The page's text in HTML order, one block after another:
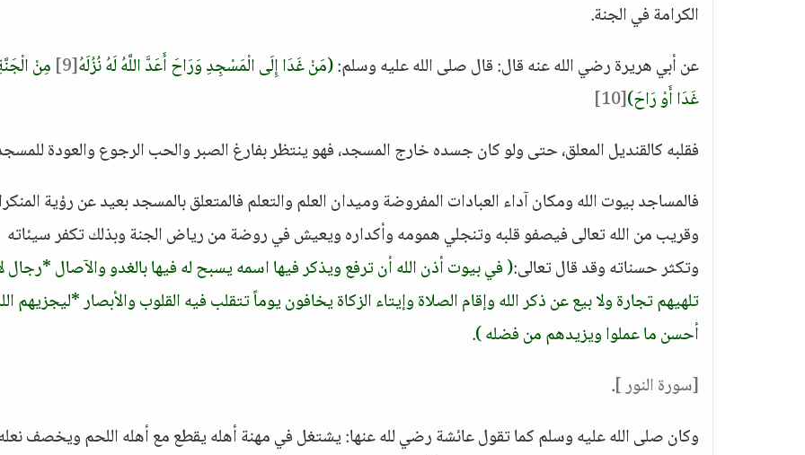
الكرامة في الجنة.
عن أبي هريرة رضي الله عنه قال: قال صلى الله عليه وسلم:(مَنْ غَدَا إِلَى الْمَسْجِدِ وَرَاحَ أَعَدَّ اللَّهُ لَهُ نُزُلَهُ[9]
مِنْ
غَدَا أَوْ رَاحَ)[10]
فقلبه كالقنديل المعلق، حتى ولو كان جسده خارج المسجد، فهو ينتظر بفارغ الصبر والحب الرجوع والعودة
فالمساجد بيوت الله ومكان آداء العبادات المفروضة وميدان العلم والتعلم فالمتعلق بالمسجد بعيد عن رؤية
وقريب من الله تعالى فيصفو قلبه وتنجلي همومه وأكداره ويعيش في روضة من رياض الجنة وبذلك تكفر سيئاته
وتكثر حسناته وقد قال تعالى:( في بيوت أذن الله أن ترفع ويذكر فيها اسمه يسبح له فيها بالغدو والآصال *رجال
تلهيهم تجارة ولا بيع عن ذكر الله وإقام الصلاة وإيتاء الزكاة يخافون يوماً تتقلب فيه القلوب والأبصار *ليجزيهم
أحسن ما عملوا ويزيدهم من فضله ).
[سورة النور ].
وكان صلى الله عليه وسلم كما تقول عائشة رضي لله عنها: يشتغل في مهنة أهله يقطع مع أهله اللحم ويخصف